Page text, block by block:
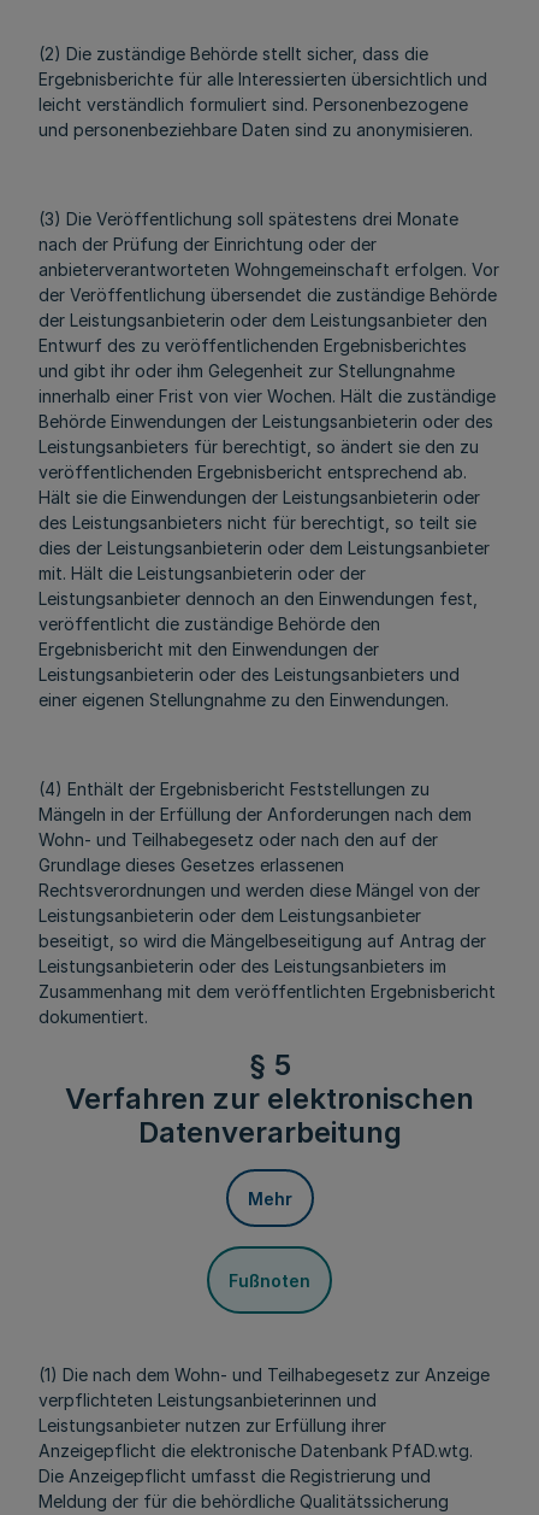
(2) Die zuständige Behörde stellt sicher, dass die
Ergebnisberichte für alle Interessierten übersichtlich und
leicht verständlich formuliert sind. Personenbezogene
und personenbeziehbare Daten sind zu anonymisieren.
(3) Die Veröffentlichung soll spätestens drei Monate
nach der Prüfung der Einrichtung oder der
anbieterverantworteten Wohngemeinschaft erfolgen. Vor
der Veröffentlichung übersendet die zuständige Behörde
der Leistungsanbieterin oder dem Leistungsanbieter den
Entwurf des zu veröffentlichenden Ergebnisberichtes
und gibt ihr oder ihm Gelegenheit zur Stellungnahme
innerhalb einer Frist von vier Wochen. Hält die zuständige
Behörde Einwendungen der Leistungsanbieterin oder des
Leistungsanbieters für berechtigt, so ändert sie den zu
veröffentlichenden Ergebnisbericht entsprechend ab.
Hält sie die Einwendungen der Leistungsanbieterin oder
des Leistungsanbieters nicht für berechtigt, so teilt sie
dies der Leistungsanbieterin oder dem Leistungsanbieter
mit. Hält die Leistungsanbieterin oder der
Leistungsanbieter dennoch an den Einwendungen fest,
veröffentlicht die zuständige Behörde den
Ergebnisbericht mit den Einwendungen der
Leistungsanbieterin oder des Leistungsanbieters und
einer eigenen Stellungnahme zu den Einwendungen.
(4) Enthält der Ergebnisbericht Feststellungen zu
Mängeln in der Erfüllung der Anforderungen nach dem
Wohn- und Teilhabegesetz oder nach den auf der
Grundlage dieses Gesetzes erlassenen
Rechtsverordnungen und werden diese Mängel von der
Leistungsanbieterin oder dem Leistungsanbieter
beseitigt, so wird die Mängelbeseitigung auf Antrag der
Leistungsanbieterin oder des Leistungsanbieters im
Zusammenhang mit dem veröffentlichten Ergebnisbericht
dokumentiert.
§ 5
Verfahren zur elektronischen
Datenverarbeitung
Mehr
Fußnoten
(1) Die nach dem Wohn- und Teilhabegesetz zur Anzeige
verpflichteten Leistungsanbieterinnen und
Leistungsanbieter nutzen zur Erfüllung ihrer
Anzeigepflicht die elektronische Datenbank PfAD.wtg.
Die Anzeigepflicht umfasst die Registrierung und
Meldung der für die behördliche Qualitätssicherung